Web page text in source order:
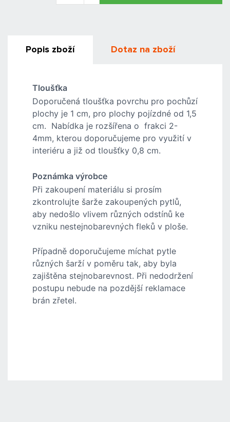
Popis zboží Dotaz na zboží
Tloušťka
Doporučená tloušťka povrchu pro pochůzí
plochy je 1 cm, pro plochy pojízdné od 1,5
cm. Nabídka je rozšířena o frakci 2-
4mm, kterou doporučujeme pro využití v
interiéru a již od tloušťky 0,8 cm.
Poznámka výrobce
Při zakoupení materiálu si prosím
zkontrolujte šarže zakoupených pytlů,
aby nedošlo vlivem různých odstínů ke
vzniku nestejnobarevných fleků v ploše.
Případně doporučujeme míchat pytle
různých šarží v poměru tak, aby byla
zajištěna stejnobarevnost. Při nedodržení
postupu nebude na pozdější reklamace
brán zřetel.